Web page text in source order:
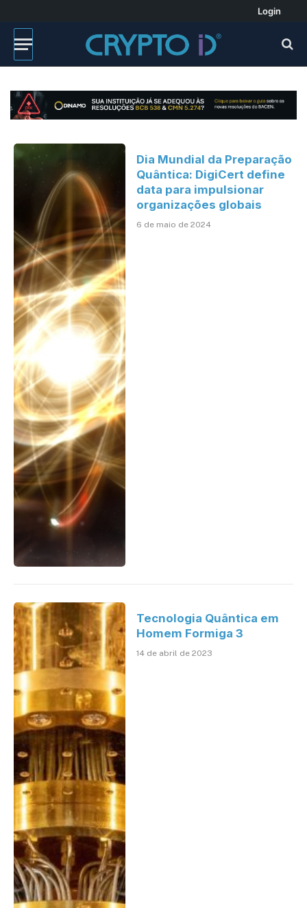
Login
Dia Mundial da Preparação
Quântica: DigiCert define
data para impulsionar
organizações globais
6 de maio de 2024
Tecnologia Quântica em
Homem Formiga 3
14 de abril de 2023